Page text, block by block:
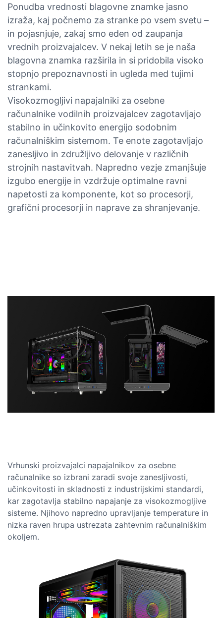
Ponudba vrednosti blagovne znamke jasno
izraža, kaj počnemo za stranke po vsem svetu –
in pojasnjuje, zakaj smo eden od zaupanja
vrednih proizvajalcev. V nekaj letih se je naša
blagovna znamka razširila in si pridobila visoko
stopnjo prepoznavnosti in ugleda med tujimi
strankami.
Visokozmogljivi napajalniki za osebne
računalnike vodilnih proizvajalcev zagotavljajo
stabilno in učinkovito energijo sodobnim
računalniškim sistemom. Te enote zagotavljajo
zanesljivo in združljivo delovanje v različnih
strojnih nastavitvah. Napredno vezje zmanjšuje
izgubo energije in vzdržuje optimalne ravni
napetosti za komponente, kot so procesorji,
grafični procesorji in naprave za shranjevanje.
Vrhunski proizvajalci napajalnikov za osebne
računalnike so izbrani zaradi svoje zanesljivosti,
učinkovitosti in skladnosti z industrijskimi standardi,
kar zagotavlja stabilno napajanje za visokozmogljive
sisteme. Njihovo napredno upravljanje temperature in
nizka raven hrupa ustrezata zahtevnim računalniškim
okoljem.